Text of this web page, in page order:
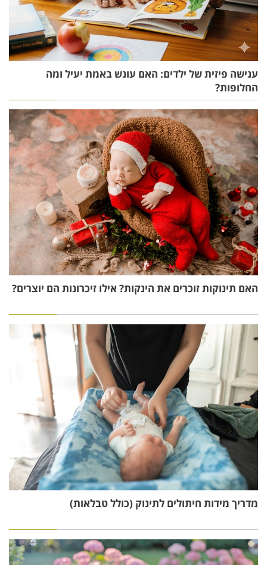
ענישה פיזית של ילדים: האם עונש באמת יעיל ומה
החלופות?
האם תינוקות זוכרים את הינקות? אילו זיכרונות הם יוצרים?
מדריך מידות חיתולים לתינוק (כולל טבלאות)